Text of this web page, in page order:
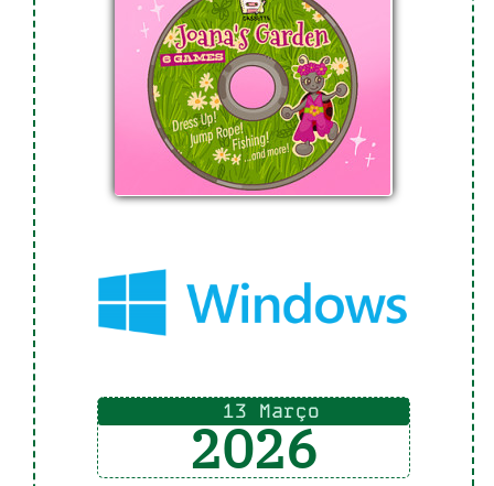
13 Março
2026